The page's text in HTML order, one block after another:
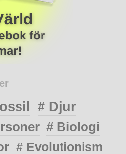
# Djur
# Biologi
# Evolutionism